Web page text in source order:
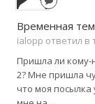
Временная
ialopp ответил в
Пришла ли кому-
2? Мне пришла
что моя посылка